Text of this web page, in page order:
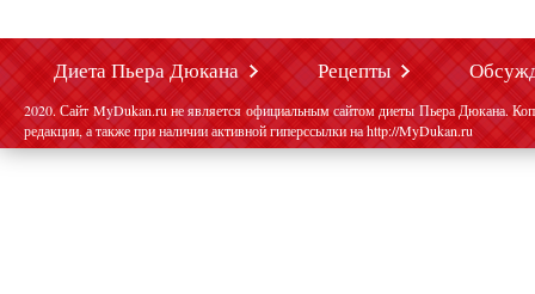
Диета Пьера Дюкана Рецепты
2020. Сайт MyDukan.ru не является официальным сайтом диеты Пьера Дюкана.
редакции, а также при наличии активной гиперссылки на http://MyDukan.ru